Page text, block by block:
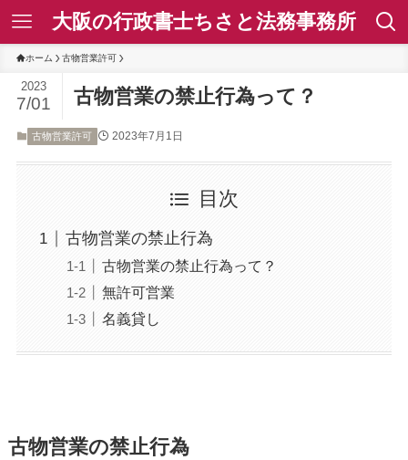
大阪の行政書士ちさと法務事務所
ホーム 古物営業許可
古物営業の禁止行為って？
2023
7/01
古物営業許可 2023年7月1日
目次
古物営業の禁止行為
古物営業の禁止行為って？
無許可営業
名義貸し
古物営業の禁止行為